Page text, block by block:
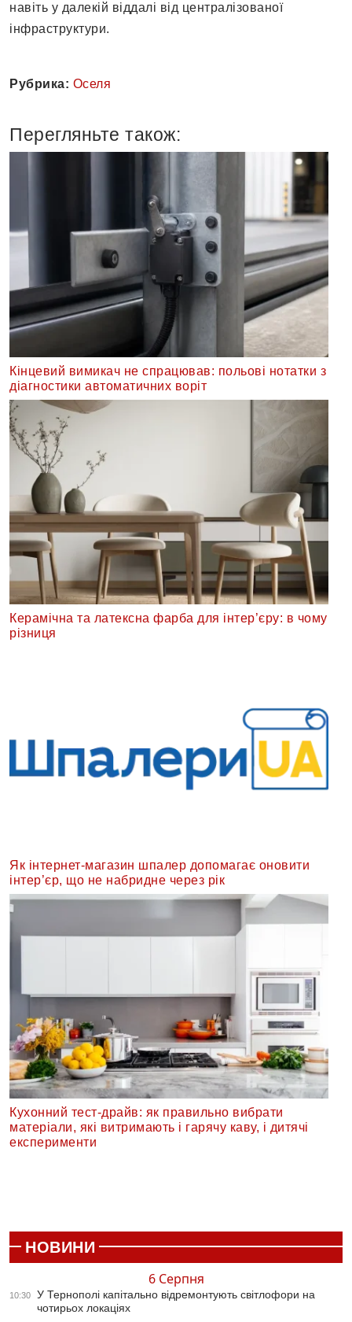
навіть у далекій віддалі від централізованої
інфраструктури.
Рубрика: Оселя
Перегляньте також:
Кінцевий вимикач не спрацював: польові нотатки з
діагностики автоматичних воріт
Керамічна та латексна фарба для інтер’єру: в чому
різниця
Як інтернет-магазин шпалер допомагає оновити
інтер’єр, що не набридне через рік
Кухонний тест-драйв: як правильно вибрати
матеріали, які витримають і гарячу каву, і дитячі
експерименти
НОВИНИ
6 Серпня
10:30
У Тернополі капітально відремонтують світлофори на
чотирьох локаціях